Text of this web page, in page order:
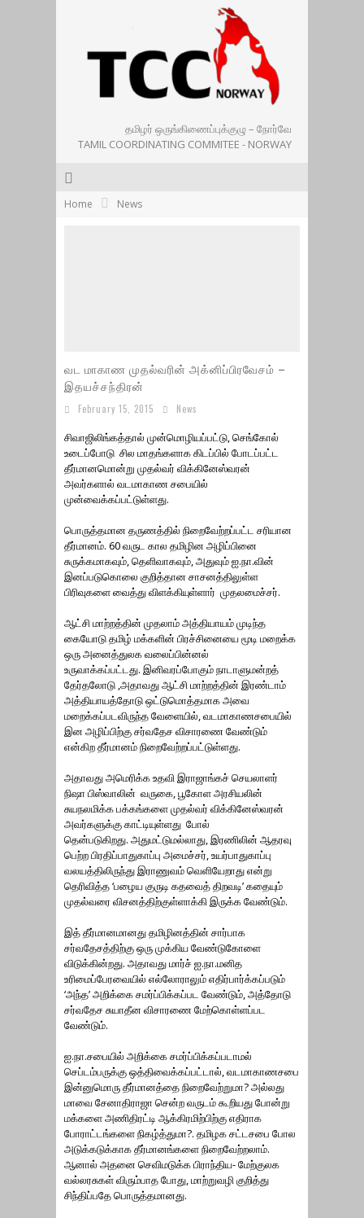
தமிழர் ஒருங்கிணைப்புக்குழு – நோர்வே
TAMIL COORDINATING COMMITEE - NORWAY
Home News
வட மாகாண முதல்வரின் அக்னிப்பிரவேசம் –
இதயச்சந்திரன்
February 15, 2015 News
சிவாஜிலிங்கத்தால் முன்மொழியப்பட்டு, செங்கோல்
உடைப்போடு சில மாதங்களாக கிடப்பில் போடப்பட்ட
தீர்மானமொன்று முதல்வர் விக்கினேஸ்வரன்
அவர்களால் வடமாகாண சபையில்
முன்வைக்கப்பட்டுள்ளது.
பொருத்தமான தருணத்தில் நிறைவேற்றப்பட்ட சரியான
தீர்மானம். 60 வருட கால தமிழின அழிப்பினை
சுருக்கமாகவும், தெளிவாகவும், அதுவும் ஐ.நா.வின்
இனப்படுகொலை குறித்தான சாசனத்திலுள்ள
பிரிவுகளை வைத்து விளக்கியுள்ளார் முதலமைச்சர்.
ஆட்சி மாற்றத்தின் முதலாம் அத்தியாயம் முடிந்த
கையோடு தமிழ் மக்களின் பிரச்சினையை மூடி மறைக்க
ஒரு அனைத்துலக வலைப்பின்னல்
உருவாக்கப்பட்டது. இனிவரப்போகும் நாடாளுமன்றத்
தேர்தலோடு ,அதாவது ஆட்சி மாற்றத்தின் இரண்டாம்
அத்தியாயத்தோடு ஒட்டுமொத்தமாக அவை
மறைக்கப்படவிருந்த வேளையில், வடமாகாணசபையில்
இன அழிப்பிற்கு சர்வதேச விசாரணை வேண்டும்
என்கிற தீர்மானம் நிறைவேற்றப்பட்டுள்ளது.
அதாவது அமெரிக்க உதவி இராஜாங்கச் செயலாளர்
நிஷா பிஸ்வாலின் வருகை, பூகோள அரசியலின்
சுயநலமிக்க பக்கங்களை முதல்வர் விக்கினேஸ்வரன்
அவர்களுக்கு காட்டியுள்ளது போல்
தென்படுகிறது. அதுமட்டுமல்லாது, இரணிலின் ஆதரவு
பெற்ற பிரதிப்பாதுகாப்பு அமைச்சர், உயர்பாதுகாப்பு
வலயத்திலிருந்து இராணுவம் வெளியேறாது என்று
தெரிவித்த ‘பழைய குருடி கதவைத் திறவடி’ கதையும்
முதல்வரை விசனத்திற்குள்ளாக்கி இருக்க வேண்டும்.
இத் தீர்மானமானது தமிழினத்தின் சார்பாக
சர்வதேசத்திற்கு ஒரு முக்கிய வேண்டுகோளை
விடுக்கின்றது. அதாவது மார்ச் ஐ.நா.மனித
உரிமைப்பேரவையில் எல்லோராலும் எதிர்பார்க்கப்படும்
‘அந்த’ அறிக்கை சமர்ப்பிக்கப்பட வேண்டும், அத்தோடு
சர்வதேச சுயாதீன விசாரணை மேற்கொள்ளப்பட
வேண்டும்.
ஐ.நா.சபையில் அறிக்கை சமர்ப்பிக்கப்படாமல்
செப்டம்பருக்கு ஒத்திவைக்கப்பட்டால், வடமாகாணசபை
இன்னுமொரு தீர்மானத்தை நிறைவேற்றுமா? அல்லது
மாவை சேனாதிராஜா சென்ற வருடம் கூறியது போன்று
மக்களை அணிதிரட்டி ஆக்கிரமிற்பிற்கு எதிராக
போராட்டங்களை நிகழ்த்துமா?. தமிழக சட்டசபை போல
அடுக்கடுக்காக தீர்மானங்களை நிறைவேற்றலாம்.
ஆனால் அதனை செவிமடுக்க பிராந்திய- மேற்குலக
வல்லரசுகள் விரும்பாத போது, மாற்றுவழி குறித்து
சிந்திப்பதே பொருத்தமானது.